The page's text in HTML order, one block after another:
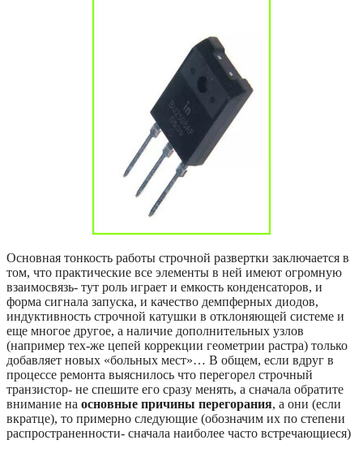
Основная тонкость работы строчной развертки заключается в
том, что практические все элементы в ней имеют огромную
взаимосвязь- тут роль играет и емкость конденсаторов, и
форма сигнала запуска, и качество демпферных диодов,
индуктивность строчной катушки в отклоняющей системе и
еще многое другое, а наличие дополнительных узлов
(например тех-же цепей коррекции геометрии растра) только
добавляет новых «больных мест»… В общем, если вдруг в
процессе ремонта выяснилось что перегорел строчный
транзистор- не спешите его сразу менять, а сначала обратите
внимание на основные причины перегорания, а они (если
вкратце), то примерно следующие (обозначим их по степени
распространенности- сначала наиболее часто встречающиеся)